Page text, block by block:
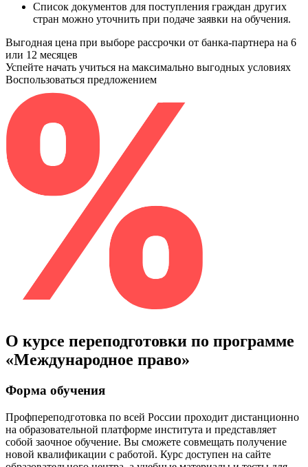
Список документов для поступления граждан других
стран можно уточнить при подаче заявки на обучения.
Выгодная цена при выборе рассрочки от банка-партнера на 6
или 12 месяцев
Успейте начать учиться на максимально выгодных условиях
Воспользоваться предложением
О курсе переподготовки по программе
«Международное право»
Форма обучения
Профпереподготовка по всей России проходит дистанционно
на образовательной платформе института и представляет
собой заочное обучение. Вы сможете совмещать получение
новой квалификации с работой. Курс доступен на сайте